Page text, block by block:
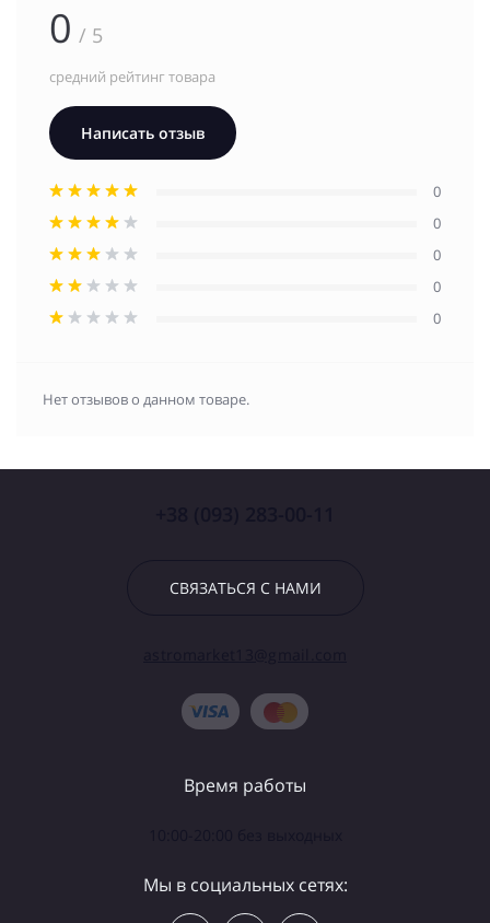
0 / 5
средний рейтинг товара
Написать отзыв
0
0
0
0
0
Нет отзывов о данном товаре.
СВЯЗАТЬСЯ С НАМИ
Время работы
Мы в социальных сетях: